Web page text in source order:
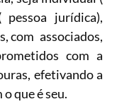
jurídica),
com associados,
com a
efetivando a
que é seu.